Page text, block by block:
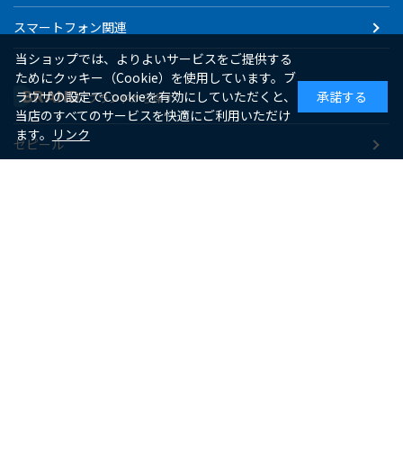
スマートフォン関連
BRAND ブランドから探す
ゼピール
当ショップでは、よりよいサービスをご提供する
ためにクッキー（Cookie）を使用しています。ブ
ラウザの設定でCookieを有効にしていただくと、
当店のすべてのサービスを快適にご利用いただけ
ます。 リンク
承諾する